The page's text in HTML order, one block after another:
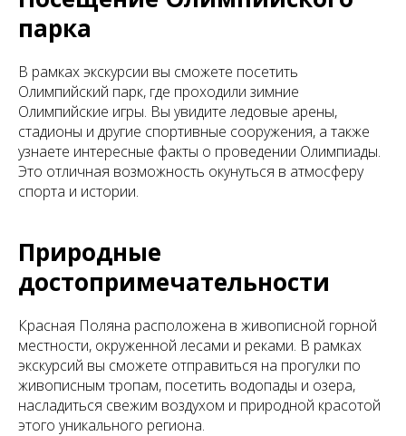
парка
В рамках экскурсии вы сможете посетить
Олимпийский парк, где проходили зимние
Олимпийские игры. Вы увидите ледовые арены,
стадионы и другие спортивные сооружения, а также
узнаете интересные факты о проведении Олимпиады.
Это отличная возможность окунуться в атмосферу
спорта и истории.
Природные
достопримечательности
Красная Поляна расположена в живописной горной
местности, окруженной лесами и реками. В рамках
экскурсий вы сможете отправиться на прогулки по
живописным тропам, посетить водопады и озера,
насладиться свежим воздухом и природной красотой
этого уникального региона.